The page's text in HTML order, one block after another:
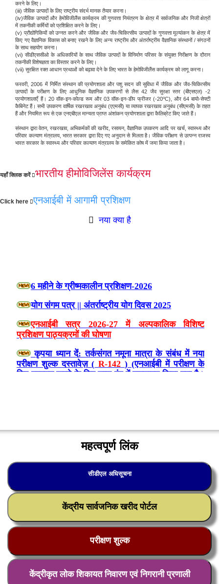
करने के लिए।
(iii) जैविक उत्पादों के लिए राष्ट्रीय संदर्भ मानक तैयार करना।
(iv)जैविक उत्पादों और हेमोविजीलैंस कार्यक्रम की गुणवत्ता नियंत्रण के क्षेत्र में सार्वजनिक और निजी क्षेत्रों
में तकनीकी कर्मियों को प्रशिक्षित करने के लिए।
(v) प्रौद्योगिकियों को उन्नत करने और जैविक और जैव-चिकित्सीय उत्पादों के गुणवत्ता मूल्यांकन के क्षेत्र में
किए गए वैज्ञानिक विकास को बनाए रखने के लिए अन्य राष्ट्रीय और अंतर्राष्ट्रीय वैज्ञानिक संस्थानों / संगठनों
के साथ सहयोग करना।
(vi) सीडीएससीओ के अधिकारियों के साथ जैविक उत्पादों के विनिर्माण परिसर के संयुक्त निरीक्षण के दौरान
तकनीकी विशेषज्ञता का विस्तार करने के लिए।
(vii) सुरक्षित रक्त आधान प्रथाओं को बढ़ावा देने के लिए भारत के हेमोविजीलैंस कार्यक्रम को लागू करना।
फरवरी, 2006 में निर्मित संस्थान की प्रयोगशाला और पशु सदन की सुविधा में जैविक और जैव-चिकित्सीय
उत्पादों के परीक्षण के लिए आधुनिक वैज्ञानिक उपकरणों से लैस 42 जैव सुरक्षा स्तर (बीएसएल) -2
प्रयोगशालाएँ हैं। 20 वॉक-इन-कोल्ड रूम और 03 वॉक-इन-डीप फ्रीजर (-20oC), और 64 बायो-सेफ्टी
कैबिनेट हैं। सभी उपकरण वार्षिक रखरखाव अनुबंध (एएमसी) या व्यापक रखरखाव अनुबंध (सीएमसी) के तहत
हैं और नियमित रूप से एक एनएबीएल मान्यता प्राप्त अंशांकन प्रयोगशाला द्वारा कैलिब्रेट किए जाते हैं।
संस्थान द्वारा वेतन, रखरखाव, अभिकर्मकों की खरीद, रसायन, वैज्ञानिक उपकरण आदि पर खर्च, स्वास्थ्य और
परिवार कल्याण मंत्रालय, भारत सरकार द्वारा दिए गए अनुदान से मिलता है। जैविक परीक्षण से उत्पन्न राजस्व
भारत सरकार के स्वास्थ्य और परिवार कल्याण मंत्रालय के समेकित कोष में जमा किया जाता है।
यहाँ क्लिक करें भारतीय हीमोविजिलेंस कार्यक्रम
Click here एनआईबी में आगामी प्रशिक्षण
नया क्या है
महत्वपूर्ण लिंक
सीडीएल अधिसूचना
केंद्रीय सार्वजनिक खरीद पोर्टल
परीक्षण शुल्क
केंद्रीकृत लोक शिकायत निवारण एवं निगरानी प्रणाली